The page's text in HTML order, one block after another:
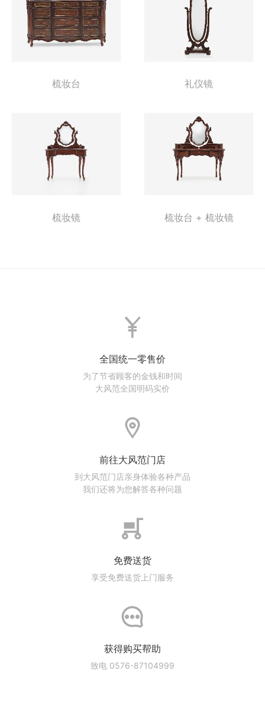
梳妆台 礼仪镜
梳妆镜 梳妆台 + 梳妆镜
全国统一零售价
为了节省顾客的金钱和时间
大风范全国明码实价
前往大风范门店
到大风范门店亲身体验各种产品
我们还将为您解答各种问题
免费送货
享受免费送货上门服务
获得购买帮助
致电 0576-87104999